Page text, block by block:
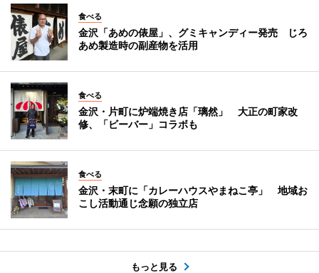
食べる
金沢「あめの俵屋」、グミキャンディー発売 じろ
あめ製造時の副産物を活用
食べる
金沢・片町に炉端焼き店「璃然」 大正の町家改
修、「ビーバー」コラボも
食べる
金沢・末町に「カレーハウスやまねこ亭」 地域お
こし活動通じ念願の独立店
もっと見る